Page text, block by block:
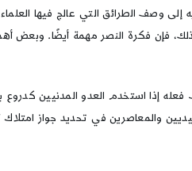
إلى وصف الطرائق التي عالج فيها
فإن فكرة النصر مهمة أيضًا. وبعض
فعله إذا استخدم العدو المدنيين